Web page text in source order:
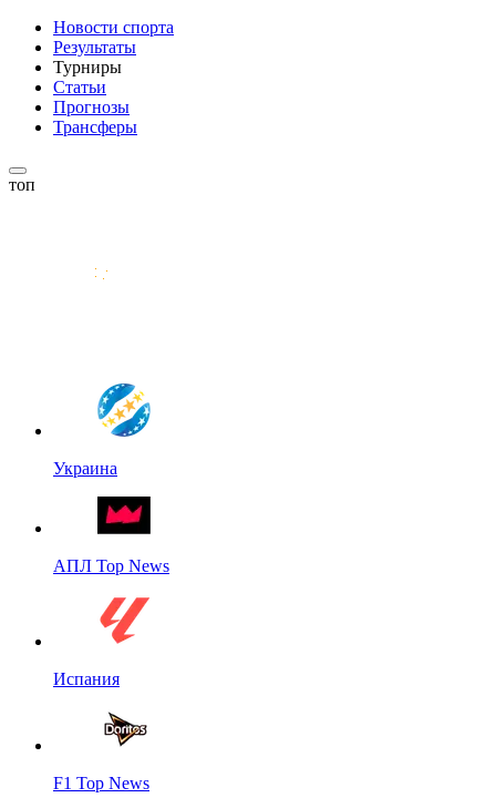
Новости спорта
Результаты
Турниры
Статьи
Прогнозы
Трансферы
топ
Украина
АПЛ Top News
Испания
F1 Top News